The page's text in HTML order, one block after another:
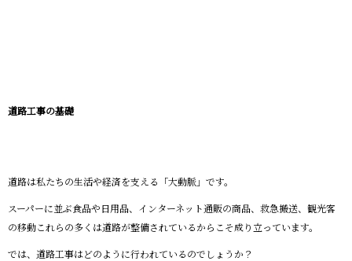
道路工事の基礎
道路は私たちの生活や経済を支える「大動脈」です。
スーパーに並ぶ食品や日用品、インターネット通販の商品、救急搬送、観光客
の移動――これらの多くは道路が整備されているからこそ成り立っています。
では、道路工事はどのように行われているのでしょうか？